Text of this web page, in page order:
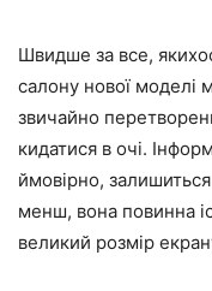
Швидше за все,
салону нової
звичайно
кидатися в очі.
ймовірно,
менш, вона повинна
великий розмір